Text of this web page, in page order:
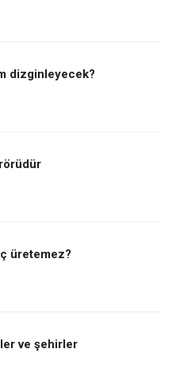
dizginleyecek?
üretemez?
ve şehirler